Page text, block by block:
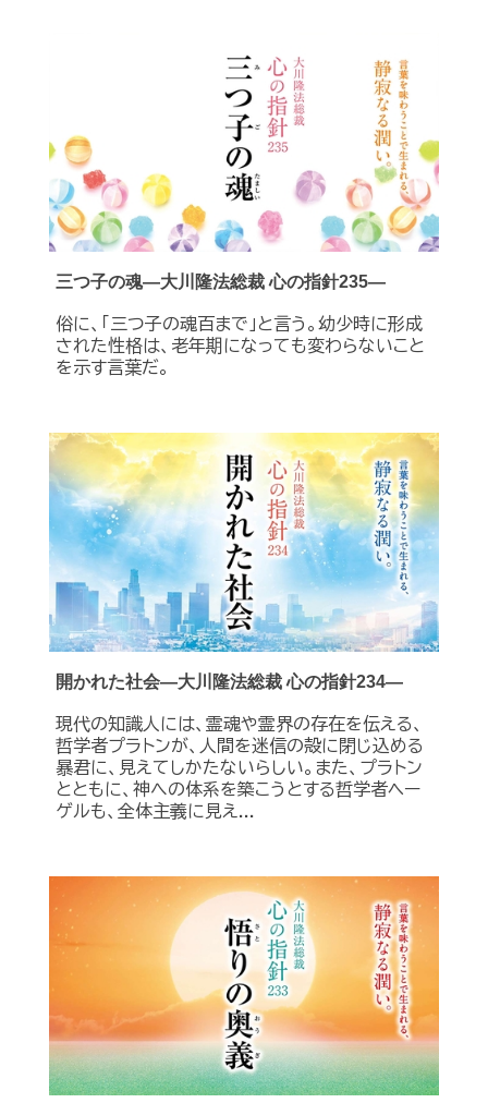
三つ子の魂―大川隆法総裁 心の指針235―
俗に、「三つ子の魂百まで」と言う。幼少時に形成
された性格は、老年期になっても変わらないこと
を示す言葉だ。
開かれた社会―大川隆法総裁 心の指針234―
現代の知識人には、霊魂や霊界の存在を伝える、
哲学者プラトンが、人間を迷信の殻に閉じ込める
暴君に、見えてしかたないらしい。また、プラトン
とともに、神への体系を築こうとする哲学者ヘー
ゲルも、全体主義に見え...